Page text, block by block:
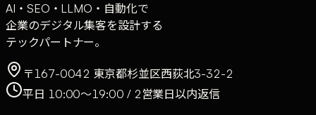
AI・SEO・LLMO・自動化で
企業のデジタル集客を設計する
テックパートナー。
〒167-0042 東京都杉並区西荻北3-32-2
平日 10:00〜19:00 / 2営業日以内返信